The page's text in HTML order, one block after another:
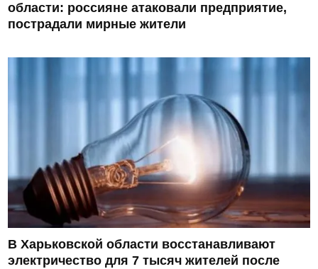
области: россияне атаковали предприятие,
пострадали мирные жители
В Харьковской области восстанавливают
электричество для 7 тысяч жителей после